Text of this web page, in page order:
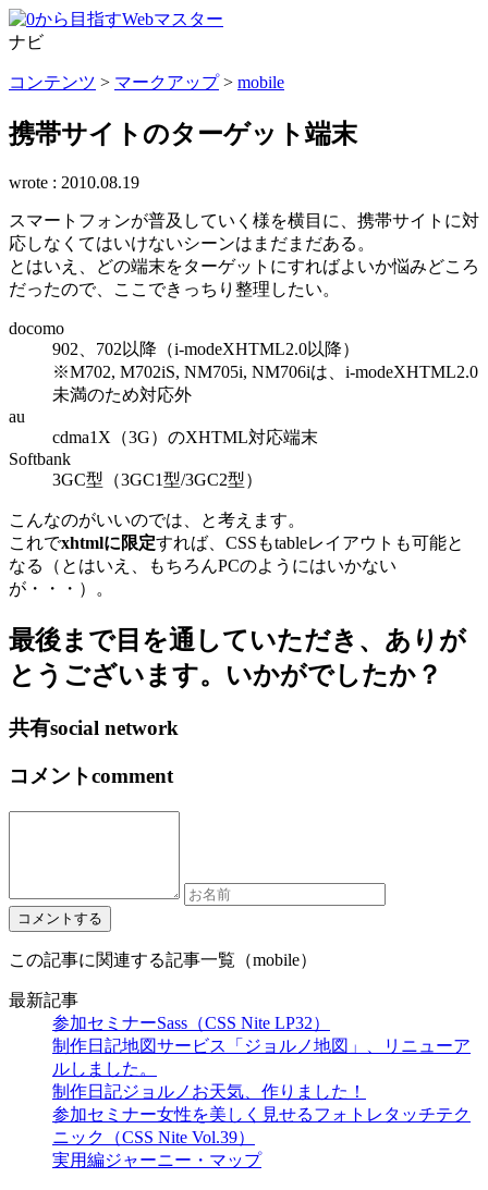
ナビ
コンテンツ > マークアップ> mobile
携帯サイトのターゲット端末
wrote : 2010.08.19
スマートフォンが普及していく様を横目に、携帯サイトに対
応しなくてはいけないシーンはまだまだある。
とはいえ、どの端末をターゲットにすればよいか悩みどころ
だったので、ここできっちり整理したい。
docomo
902、702以降（i-modeXHTML2.0以降）
※M702, M702iS, NM705i, NM706iは、i-modeXHTML2.0
未満のため対応外
au
cdma1X（3G）のXHTML対応端末
Softbank
3GC型（3GC1型/3GC2型）
こんなのがいいのでは、と考えます。
これでxhtmlに限定すれば、CSSもtableレイアウトも可能と
なる（とはいえ、もちろんPCのようにはいかない
が・・・）。
最後まで目を通していただき、ありが
とうございます。いかがでしたか？
共有social network
コメントcomment
この記事に関連する記事一覧（mobile）
最新記事
参加セミナーSass（CSS Nite LP32）
制作日記地図サービス「ジョルノ地図」、リニューア
ルしました。
制作日記ジョルノお天気、作りました！
参加セミナー女性を美しく見せるフォトレタッチテク
ニック（CSS Nite Vol.39）
実用編ジャーニー・マップ